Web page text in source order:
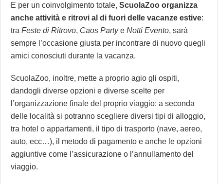
E per un coinvolgimento totale,ScuolaZoo organizza
anche attività e ritrovi al di fuori delle vacanze estive:
traFeste di Ritrovo, Caos PartyeNotti Evento, sarà
sempre l’occasione giusta per incontrare di nuovo quegli
amici conosciuti durante la vacanza.
ScuolaZoo, inoltre, mette a proprio agio gli ospiti,
dandogli diverse opzioni e diverse scelte per
l’organizzazione finale del proprio viaggio: a seconda
delle località si potranno scegliere diversi tipi di alloggio,
tra hotel o appartamenti, il tipo di trasporto (nave, aereo,
auto, ecc…), il metodo di pagamento e anche le opzioni
aggiuntive come l’assicurazione o l’annullamento del
viaggio.